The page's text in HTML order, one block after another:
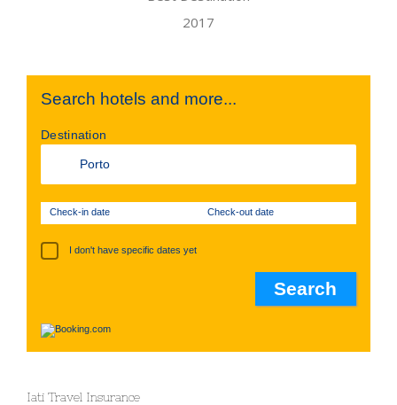
Search hotels and more...
Destination
Check-in date Check-out date
I don't have specific dates yet
Iati Travel Insurance